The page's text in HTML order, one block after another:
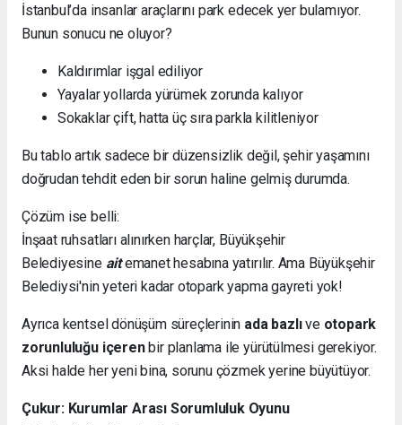
İstanbul’da insanlar araçlarını park edecek yer bulamıyor.
Bunun sonucu ne oluyor?
Kaldırımlar işgal ediliyor
Yayalar yollarda yürümek zorunda kalıyor
Sokaklar çift, hatta üç sıra parkla kilitleniyor
Bu tablo artık sadece bir düzensizlik değil, şehir yaşamını
doğrudan tehdit eden bir sorun haline gelmiş durumda.
Çözüm ise belli:
İnşaat ruhsatları alınırken harçlar, Büyükşehir
Belediyesine aitemanet hesabına yatırılır. Ama Büyükşehir
Belediysi'nin yeteri kadar otopark yapma gayreti yok!
Ayrıca kentsel dönüşüm süreçlerinin ada bazlıve otopark
zorunluluğu içerenbir planlama ile yürütülmesi gerekiyor.
Aksi halde her yeni bina, sorunu çözmek yerine büyütüyor.
Çukur: Kurumlar Arası Sorumluluk Oyunu